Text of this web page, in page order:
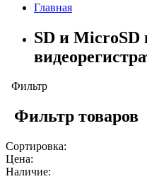
Главная
SD и MicroSD
Фильтр
Фильтр товаров
Сортировка:
Цена:
Наличие: